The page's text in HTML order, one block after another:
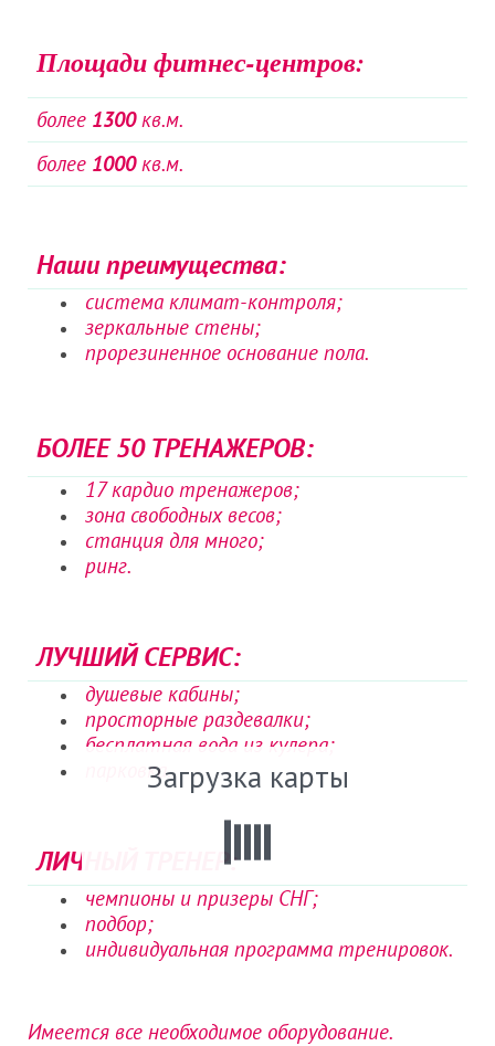
Площади фитнес-центров:
более 1300кв.м.
более 1000кв.м.
Наши преимущества:
система климат-контроля;
зеркальные стены;
прорезиненное основание пола.
БОЛЕЕ 50 ТРЕНАЖЕРОВ:
17 кардио тренажеров;
зона свободных весов;
станция для много;
ринг.
ЛУЧШИЙ СЕРВИС:
душевые кабины;
просторные раздевалки;
бесплатная вода из кулера;
парковка.
ЛИЧНЫЙ ТРЕНЕР:
чемпионы и призеры СНГ;
подбор;
индивидуальная программа тренировок.
Имеется все необходимое оборудование.
Загрузка карты